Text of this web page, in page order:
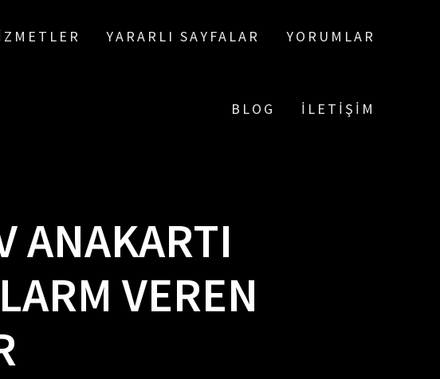
YARARLI SAYFALAR YORUMLAR
BLOG İLETIŞIM
ANAKARTI
VEREN